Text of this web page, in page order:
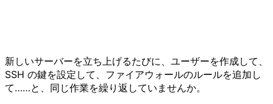
新しいサーバーを立ち上げるたびに、ユーザーを作成して、
SSH の鍵を設定して、ファイアウォールのルールを追加し
て……と、同じ作業を繰り返していませんか。